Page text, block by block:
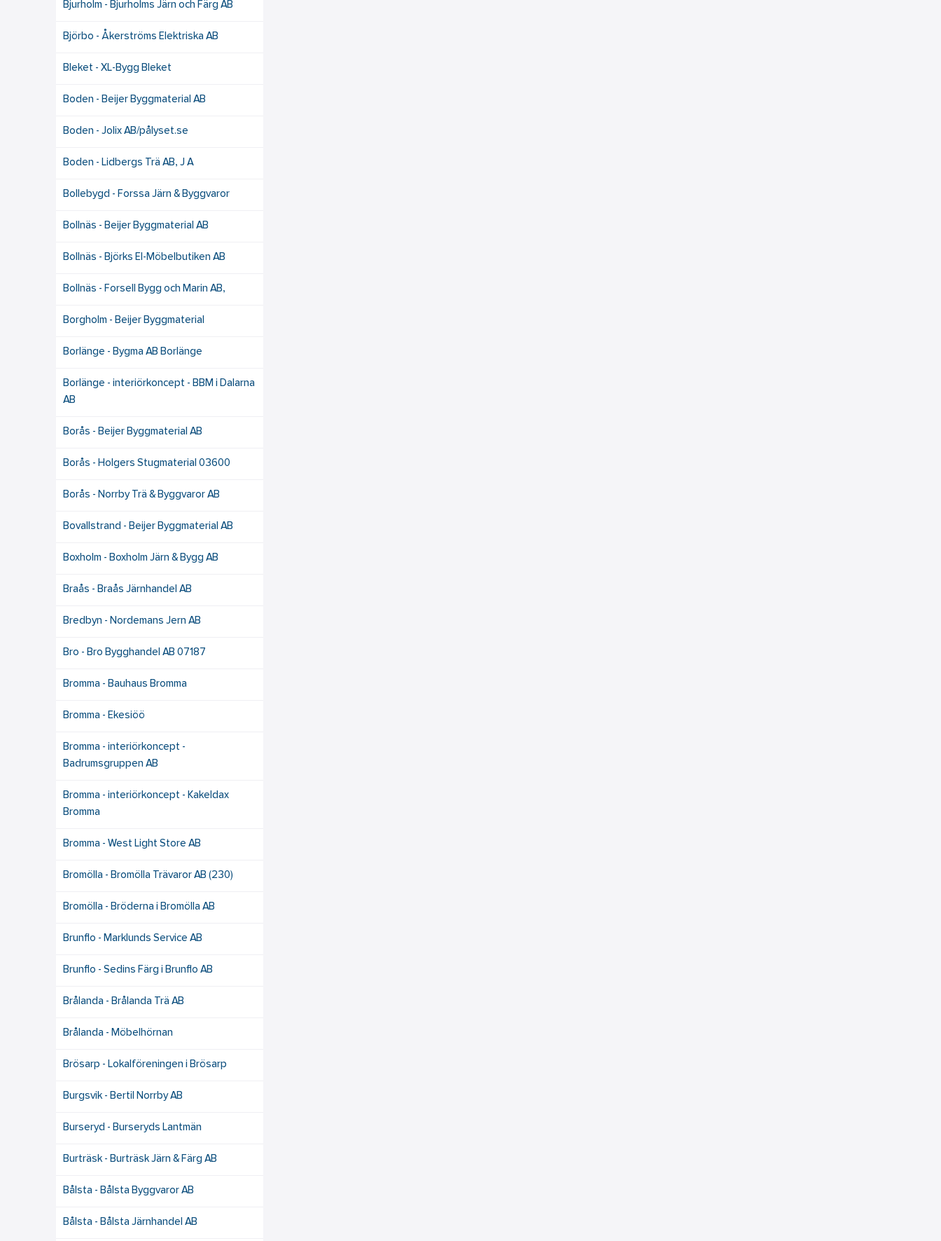
Bjurholm - Bjurholms Järn och Färg AB
Björbo - Åkerströms Elektriska AB
Bleket - XL-Bygg Bleket
Boden - Beijer Byggmaterial AB
Boden - Jolix AB/pålyset.se
Boden - Lidbergs Trä AB, J A
Bollebygd - Forssa Järn & Byggvaror
Bollnäs - Beijer Byggmaterial AB
Bollnäs - Björks El-Möbelbutiken AB
Bollnäs - Forsell Bygg och Marin AB,
Borgholm - Beijer Byggmaterial
Borlänge - Bygma AB Borlänge
Borlänge - interiörkoncept - BBM i Dalarna
AB
Borås - Beijer Byggmaterial AB
Borås - Holgers Stugmaterial 03600
Borås - Norrby Trä & Byggvaror AB
Bovallstrand - Beijer Byggmaterial AB
Boxholm - Boxholm Järn & Bygg AB
Braås - Braås Järnhandel AB
Bredbyn - Nordemans Jern AB
Bro - Bro Bygghandel AB 07187
Bromma - Bauhaus Bromma
Bromma - Ekesiöö
Bromma - interiörkoncept -
Badrumsgruppen AB
Bromma - interiörkoncept - Kakeldax
Bromma
Bromma - West Light Store AB
Bromölla - Bromölla Trävaror AB (230)
Bromölla - Bröderna i Bromölla AB
Brunflo - Marklunds Service AB
Brunflo - Sedins Färg i Brunflo AB
Brålanda - Brålanda Trä AB
Brålanda - Möbelhörnan
Brösarp - Lokalföreningen i Brösarp
Burgsvik - Bertil Norrby AB
Burseryd - Burseryds Lantmän
Burträsk - Burträsk Järn & Färg AB
Bålsta - Bålsta Byggvaror AB
Bålsta - Bålsta Järnhandel AB